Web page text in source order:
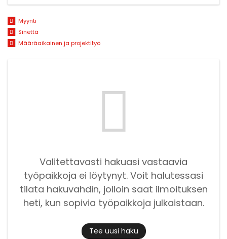
Myynti
Sinettä
Määräaikainen ja projektityö
Valitettavasti hakuasi vastaavia
työpaikkoja ei löytynyt. Voit halutessasi
tilata hakuvahdin, jolloin saat ilmoituksen
heti, kun sopivia työpaikkoja julkaistaan.
Tee uusi haku